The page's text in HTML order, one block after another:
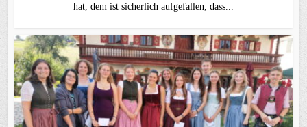
hat, dem ist sicherlich aufgefallen, dass...